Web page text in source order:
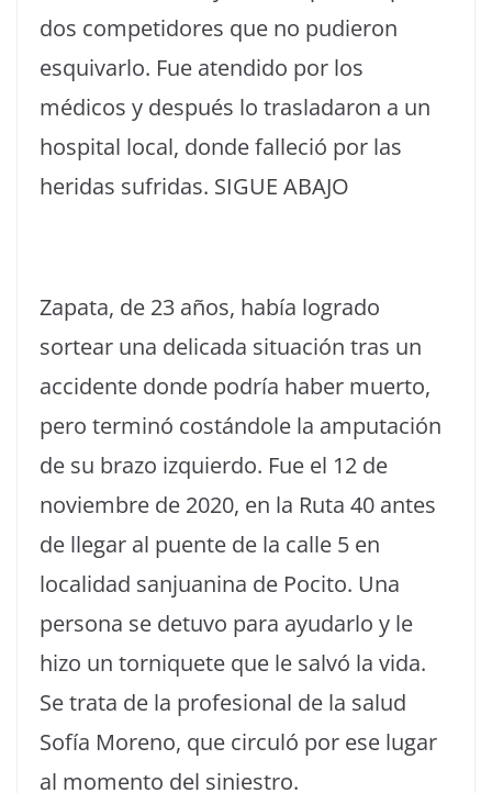
dos competidores que no pudieron
esquivarlo. Fue atendido por los
médicos y después lo trasladaron a un
hospital local, donde falleció por las
heridas sufridas. SIGUE ABAJO
Zapata, de 23 años, había logrado
sortear una delicada situación tras un
accidente donde podría haber muerto,
pero terminó costándole la amputación
de su brazo izquierdo. Fue el 12 de
noviembre de 2020, en la Ruta 40 antes
de llegar al puente de la calle 5 en
localidad sanjuanina de Pocito. Una
persona se detuvo para ayudarlo y le
hizo un torniquete que le salvó la vida.
Se trata de la profesional de la salud
Sofía Moreno, que circuló por ese lugar
al momento del siniestro.